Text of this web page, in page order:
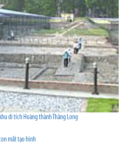
di tích Hoàng thành Thăng Long
mắt tạo hình